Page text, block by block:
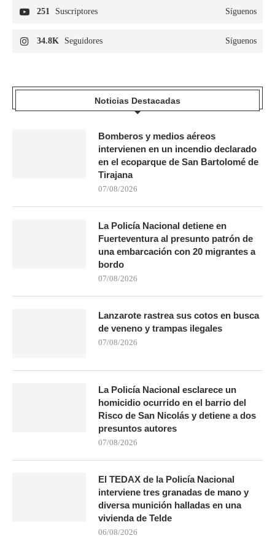
251 Suscriptores Síguenos
34.8K Seguidores Síguenos
Noticias Destacadas
Bomberos y medios aéreos
intervienen en un incendio declarado
en el ecoparque de San Bartolomé de
Tirajana
07/08/2026
La Policía Nacional detiene en
Fuerteventura al presunto patrón de
una embarcación con 20 migrantes a
bordo
07/08/2026
Lanzarote rastrea sus cotos en busca
de veneno y trampas ilegales
07/08/2026
La Policía Nacional esclarece un
homicidio ocurrido en el barrio del
Risco de San Nicolás y detiene a dos
presuntos autores
07/08/2026
El TEDAX de la Policía Nacional
interviene tres granadas de mano y
diversa munición halladas en una
vivienda de Telde
06/08/2026